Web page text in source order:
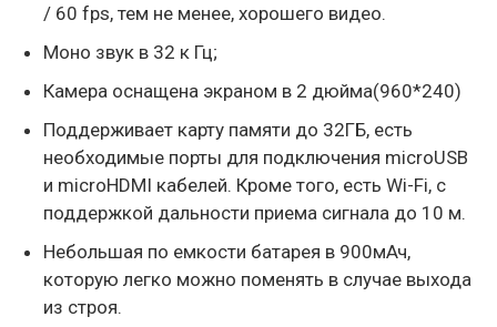
/ 60 fps, тем не менее, хорошего видео.
Моно звук в 32 к Гц;
Камера оснащена экраном в 2 дюйма(960*240)
Поддерживает карту памяти до 32ГБ, есть
необходимые порты для подключения microUSB
и microHDMI кабелей. Кроме того, есть Wi-Fi, с
поддержкой дальности приема сигнала до 10 м.
Небольшая по емкости батарея в 900мАч,
которую легко можно поменять в случае выхода
из строя.